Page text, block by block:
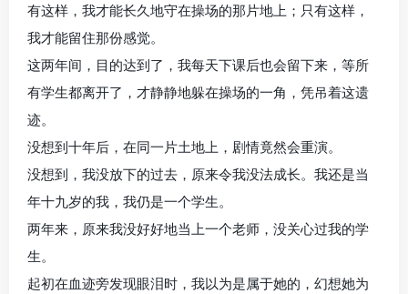
有这样，我才能长久地守在操场的那片地上；只有这样，
我才能留住那份感觉。
这两年间，目的达到了，我每天下课后也会留下来，等所
有学生都离开了，才静静地躲在操场的一角，凭吊着这遗
迹。
没想到十年后，在同一片土地上，剧情竟然会重演。
没想到，我没放下的过去，原来令我没法成长。我还是当
年十九岁的我，我仍是一个学生。
两年来，原来我没好好地当上一个老师，没关心过我的学
生。
起初在血迹旁发现眼泪时，我以为是属于她的，幻想她为